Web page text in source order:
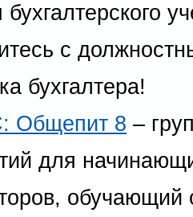
с
бухгалтера!
Общепит 8 –
для
обучающий